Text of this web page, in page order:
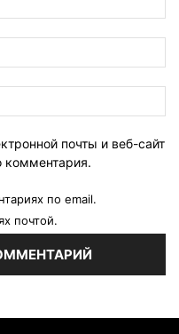
почты и веб-сайт
комментария.
по email.
почтой.